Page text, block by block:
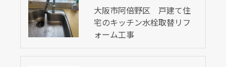
大阪市阿倍野区 戸建て住
宅のキッチン水栓取替リフ
ォーム工事